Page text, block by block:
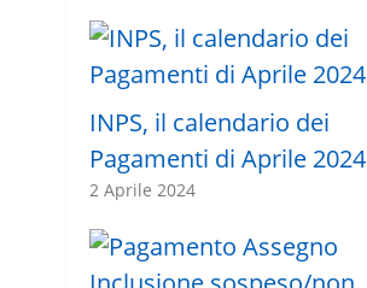
INPS, il calendario dei
Pagamenti di Aprile 2024
2 Aprile 2024